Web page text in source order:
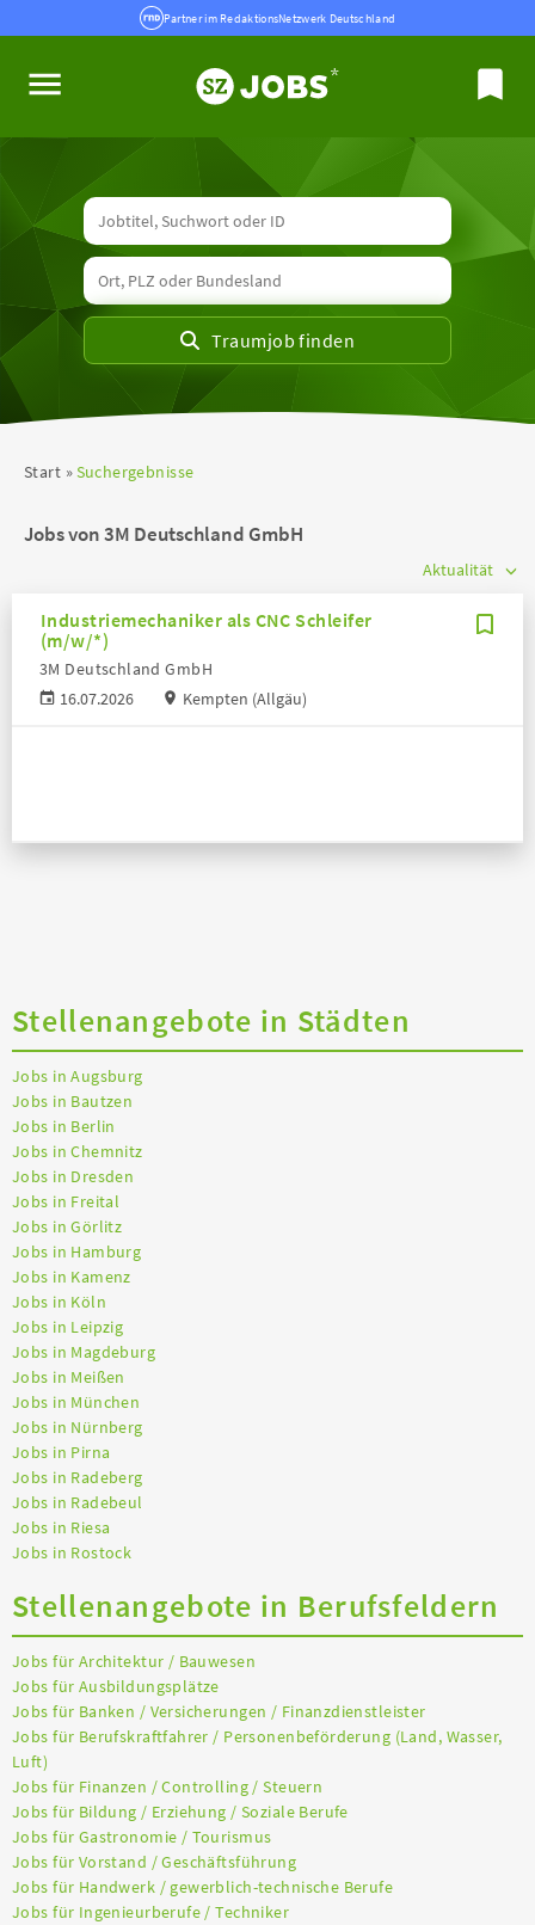
Partner im RedaktionsNetzwerk Deutschland
Start Suchergebnisse
Jobs von 3M Deutschland GmbH
Industriemechaniker als CNC Schleifer
(m/w/*)
16.07.2026
3M Deutschland GmbH
Kempten (Allgäu)
Stellenangebote in Städten
Jobs in Augsburg
Jobs in Bautzen
Jobs in Berlin
Jobs in Chemnitz
Jobs in Dresden
Jobs in Freital
Jobs in Görlitz
Jobs in Hamburg
Jobs in Kamenz
Jobs in Köln
Jobs in Leipzig
Jobs in Magdeburg
Jobs in Meißen
Jobs in München
Jobs in Nürnberg
Jobs in Pirna
Jobs in Radeberg
Jobs in Radebeul
Jobs in Riesa
Jobs in Rostock
Stellenangebote in Berufsfeldern
Jobs für Architektur / Bauwesen
Jobs für Ausbildungsplätze
Jobs für Banken / Versicherungen / Finanzdienstleister
Jobs für Berufskraftfahrer / Personenbeförderung (Land, Wasser,
Luft)
Jobs für Finanzen / Controlling / Steuern
Jobs für Bildung / Erziehung / Soziale Berufe
Jobs für Gastronomie / Tourismus
Jobs für Vorstand / Geschäftsführung
Jobs für Handwerk / gewerblich-technische Berufe
Jobs für Ingenieurberufe / Techniker